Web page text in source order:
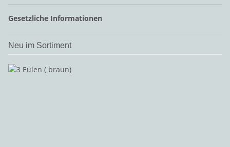
Gesetzliche Informationen
Neu im Sortiment